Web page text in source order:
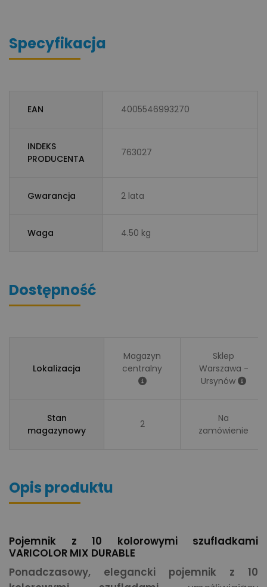
Specyfikacja
EAN 4005546993270
INDEKS
PRODUCENTA
763027
Gwarancja 2 lata
Waga 4.50 kg
Dostępność
Lokalizacja
Magazyn
centralny
Sklep
Warszawa -
Ursynów
Stan
magazynowy
2
Na
zamówienie
Opis produktu
Pojemnik z 10 kolorowymi szufladkami
VARICOLOR MIX DURABLE
Ponadczasowy, elegancki pojemnik z 10